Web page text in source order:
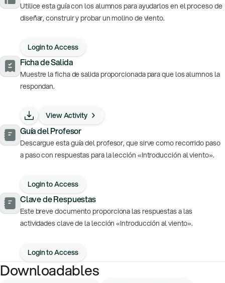
Utilice esta guía con los alumnos para ayudarlos en el proceso de
diseñar, construir y probar un molino de viento.
Login to Access
Ficha de Salida
Muestre la ficha de salida proporcionada para que los alumnos la
respondan.
View Activity
Guía del Profesor
Descargue esta guía del profesor, que sirve como recorrido paso
a paso con respuestas para la lección «Introducción al viento».
Login to Access
Clave de Respuestas
Este breve documento proporciona las respuestas a las
actividades clave de la lección «Introducción al viento».
Login to Access
Downloadables